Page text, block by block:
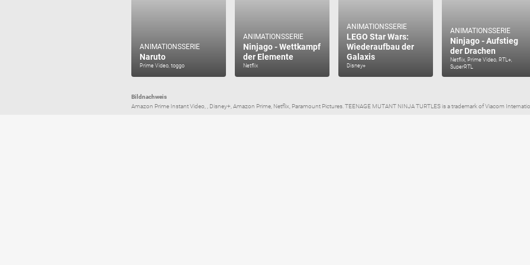
ANIMATIONSSERIE
Naruto
Prime Video, toggo
ANIMATIONSSERIE
Ninjago - Wettkampf
der Elemente
Netflix
ANIMATIONSSERIE
LEGO Star Wars:
Wiederaufbau der
Galaxis
Disney+
ANIMATIONSSERIE
Ninjago - Aufstieg
der Drachen
Netflix, Prime Video, RTL+,
SuperRTL
Bildnachweis
Amazon Prime Instant Video, , Disney+, Amazon Prime, Netflix, Paramount Pictures. TEENAGE MUTANT NINJA TURTLES is a trademark of Viacom